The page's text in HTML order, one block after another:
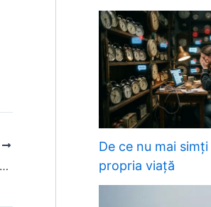
Leyla episodul 36, rezumat. Neco se mută în casa lui Tufan
De ce nu mai
propria viață